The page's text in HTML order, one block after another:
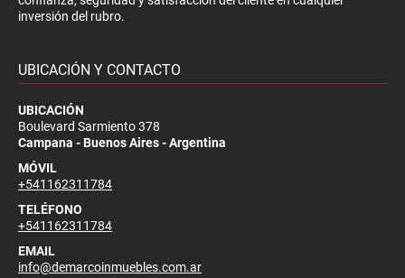
inversión del rubro.
UBICACIÓN Y CONTACTO
UBICACIÓN
Boulevard Sarmiento 378
Campana - Buenos Aires - Argentina
MÓVIL
+541162311784
TELÉFONO
+541162311784
EMAIL
info@demarcoinmuebles.com.ar